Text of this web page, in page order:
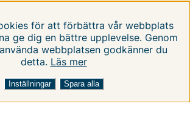
sociala medier
för att förbättra vår webbplats
ge dig en bättre upplevelse. Genom
webbplatsen godkänner du
detta. Läs mer
Inställningar Spara alla